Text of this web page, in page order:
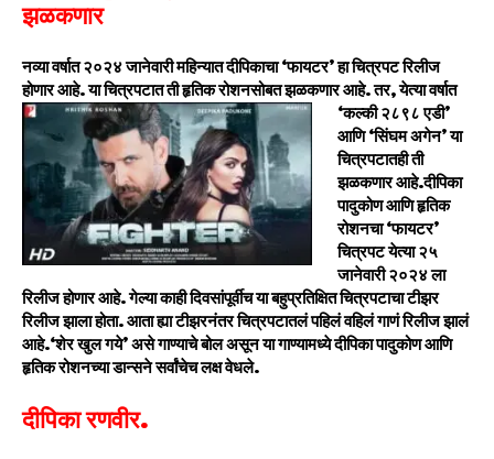
झळकणार
नव्या वर्षात २०२४ जानेवारी महिन्यात दीपिकाचा ‘फायटर’ हा चित्रपट रिलीज
होणार आहे. या चित्रपटात ती हृतिक रोशनसोबत झळकणार आहे. तर, येत्या वर्षात
‘कल्की २८९८ एडी’
आणि ‘सिंघम अगेन’ या
चित्रपटातही ती
झळकणार आहे.दीपिका
पादुकोण आणि हृतिक
रोशनचा ‘फायटर’
चित्रपट येत्या २५
जानेवारी २०२४ ला
रिलीज होणार आहे. गेल्या काही दिवसांपूर्वीच या बहुप्रतिक्षित चित्रपटाचा टीझर
रिलीज झाला होता. आता ह्या टीझरनंतर चित्रपटातलं पहिलं वहिलं गाणं रिलीज झालं
आहे.‘शेर खुल गये’ असे गाण्याचे बोल असून या गाण्यामध्ये दीपिका पादुकोण आणि
हृतिक रोशनच्या डान्सने सर्वांचेच लक्ष वेधले.
दीपिका रणवीर.